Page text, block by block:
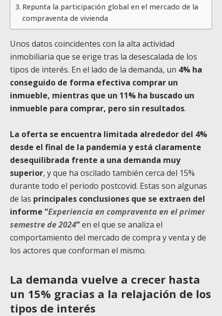
Repunta la participación global en el mercado de la
compraventa de vivienda
Unos datos coincidentes con la alta actividad
inmobiliaria que se erige tras la desescalada de los
tipos de interés. En el lado de la demanda, un 4% ha
conseguido de forma efectiva comprar un
inmueble, mientras que un 11% ha buscado un
inmueble para comprar, pero sin resultados.
La oferta se encuentra limitada alrededor del 4%
desde el final de la pandemia y está claramente
desequilibrada frente a una demanda muy
superior, y que ha oscilado también cerca del 15%
durante todo el periodo postcovid. Estas son algunas
de las principales conclusiones que se extraen del
informe “Experiencia en compraventa en el primer
semestre de 2024”en el que se analiza el
comportamiento del mercado de compra y venta y de
los actores que conforman el mismo.
La demanda vuelve a crecer hasta
un 15% gracias a la relajación de los
tipos de interés